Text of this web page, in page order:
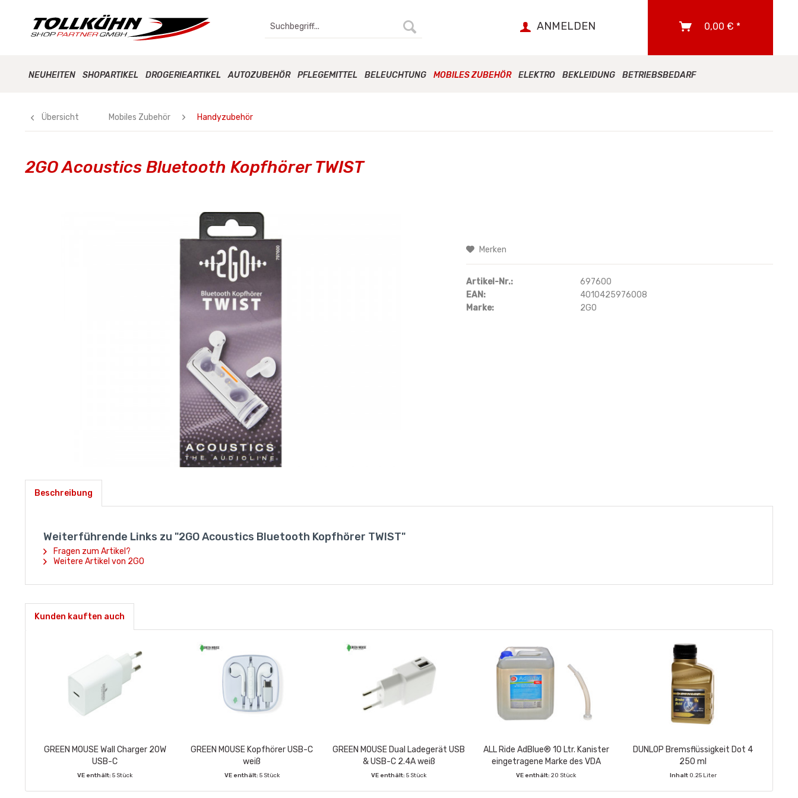
ANMELDEN 0,00 € *
NEUHEITEN SHOPARTIKEL DROGERIEARTIKEL AUTOZUBEHÖR PFLEGEMITTEL BELEUCHTUNG MOBILES ZUBEHÖR ELEKTRO BEKLEIDUNG BETRIEBSBEDARF
Übersicht Mobiles Zubehör Handyzubehör
2GO Acoustics Bluetooth Kopfhörer TWIST
Merken
Artikel-Nr.:
697600
EAN:
4010425976008
Marke:
2GO
Beschreibung
Weiterführende Links zu "2GO Acoustics Bluetooth Kopfhörer TWIST"
Fragen zum Artikel?
Weitere Artikel von 2GO
Kunden kauften auch
GREEN MOUSE Wall Charger 20W
USB-C
VE enthält:5 Stück
GREEN MOUSE Kopfhörer USB-C
weiß
VE enthält: 5 Stück
GREEN MOUSE Dual Ladegerät USB
& USB-C 2.4A weiß
VE enthält:5 Stück
ALL Ride AdBlue® 10 Ltr. Kanister
eingetragene Marke des VDA
VE enthält:20 Stück
DUNLOP Bremsflüssigkeit Dot 4
250 ml
Inhalt 0.25 Liter